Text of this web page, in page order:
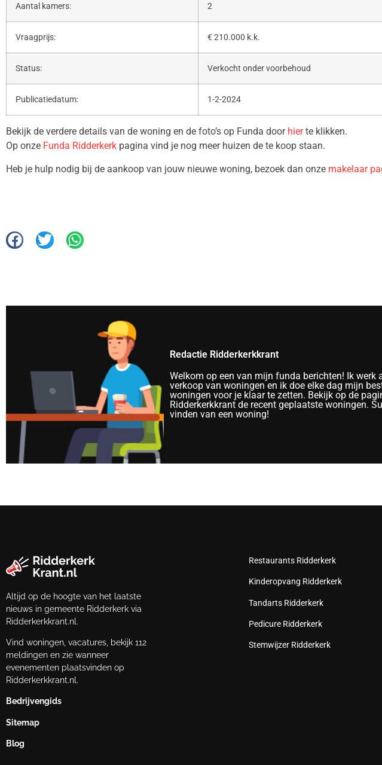
Aantal kamers: 2
Vraagprijs: € 210.000 k.k.
Status: Verkocht onder voorbehoud
Publicatiedatum: 1-2-2024
Bekijk de verdere details van de woning en de foto’s op Funda door hierte klikken.
Op onze Funda Ridderkerk pagina vind je nog meer huizen de te koop staan.
Heb je hulp nodig bij de aankoop van jouw nieuwe woning, bezoek dan onze makelaar
Redactie Ridderkerkkrant
Welkom op een van mijn funda berichten! Ik werk
verkoop van woningen en ik doe elke dag mijn
woningen voor je klaar te zetten. Bekijk op de
Ridderkerkkrant de recent geplaatste woningen.
vinden van een woning!
Altijd op de hoogte van het laatste
nieuws in gemeente Ridderkerk via
Ridderkerkkrant.nl.
Vind woningen, vacatures, bekijk 112
meldingen en zie wanneer
evenementen plaatsvinden op
Ridderkerkkrant.nl.
Bedrijvengids
Sitemap
Blog
Restaurants Ridderkerk
Kinderopvang Ridderkerk
Tandarts Ridderkerk
Pedicure Ridderkerk
Stemwijzer Ridderkerk